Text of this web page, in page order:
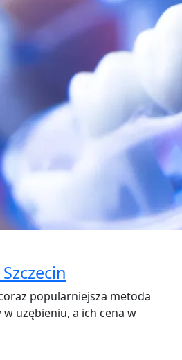
popularniejsza metoda
uzębieniu, a ich cena w